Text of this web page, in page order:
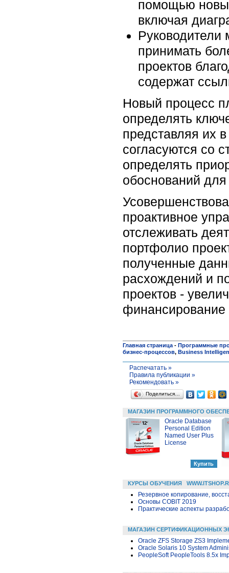
помощью
включая
Руководители
принимать
проектов
содержат
Новый процесс
определять
представляя их
согласуются со
определять
обоснований
проактивное
отслеживать
портфолио
полученные
расхождений и
проектов -
финансирование
Главная страница - Программные
бизнес-процессов, Business
Распечатать »
Правила публикации »
Рекомендовать »
Поделиться…
МАГАЗИН ПРОГРАММНОГО
Oracle Database
Personal Edition
Named User Plus
License
КУРСЫ ОБУЧЕНИЯ
Резервное копирование,
Основы COBIT 2019
Практические аспекты
МАГАЗИН СЕРТИФИКАЦИОННЫХ
Oracle ZFS Storage ZS3
Oracle Solaris 10 System
PeopleSoft PeopleTools 8.5x